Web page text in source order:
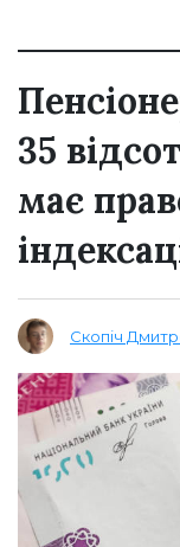
35
має
Скопіч